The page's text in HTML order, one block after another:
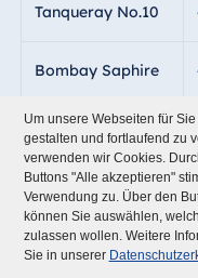
Um unsere Webseiten für
gestalten und fortlaufend zu
verwenden wir Cookies.
Buttons "Alle akzeptieren"
Verwendung zu. Über den
können Sie auswählen,
zulassen wollen. Weitere
Sie in unserer
Tanqueray No.10
Bombay Saphire
The Duke
Hendrick’s
Monkey 47